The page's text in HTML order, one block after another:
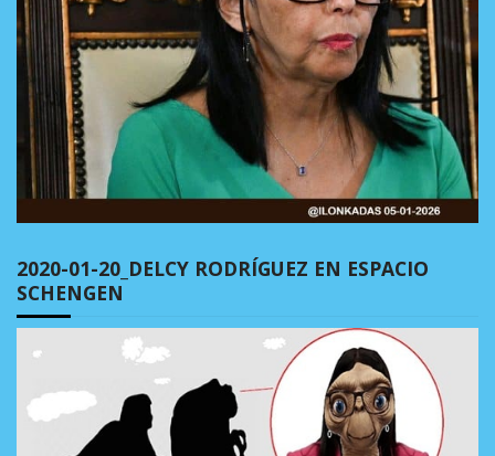
2020-01-20_DELCY RODRÍGUEZ EN ESPACIO
SCHENGEN